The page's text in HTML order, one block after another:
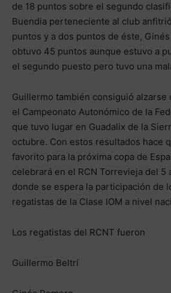
de 18 puntos sobre el segundo
Buendia perteneciente al club
puntos y a dos puntos de éste,
obtuvo 45 puntos aunque estuvo a
el segundo puesto pero tuvo una
Guillermo también consiguió alzarse
el Campeonato Autonómico de la
que tuvo lugar en Guadalix de la
octubre. Con estos resultados hace
favorito para la próxima copa de
celebrará en el RCN Torrevieja del 5
donde se espera la participación de
regatistas de la Clase IOM a nivel
Los regatistas del RCNT fueron
Guillermo Beltrí